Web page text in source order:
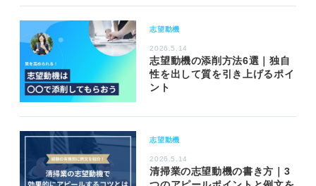
志望動機
2026.5.14
志望動機の添削方法6選｜独自
性を出して質を引き上げるポイ
ント
志望動機
2026.5.14
清掃業の志望動機の書き方｜3